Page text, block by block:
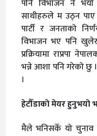
पनि विभाजन नै भयो
साथीहरुले म उठ्न
पार्टी र जनताको
विभाजन भए पनि
प्रक्रियामा राप्रपा
भन्ने आशा पनि गरेको छु
।
हेटौँडाको मेयर हुनुभयो
मैले भनिसकेँ यो चुनाव